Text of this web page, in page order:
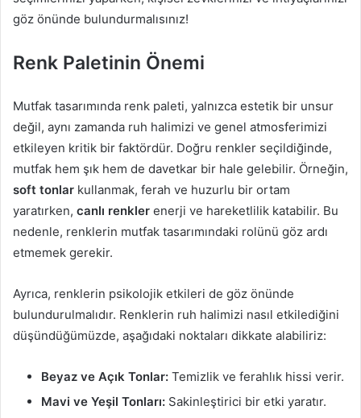
göz önünde bulundurmalısınız!
Renk Paletinin Önemi
Mutfak tasarımında renk paleti, yalnızca estetik bir unsur
değil, aynı zamanda ruh halimizi ve genel atmosferimizi
etkileyen kritik bir faktördür. Doğru renkler seçildiğinde,
mutfak hem şık hem de davetkar bir hale gelebilir. Örneğin,
soft tonlar kullanmak, ferah ve huzurlu bir ortam
yaratırken, canlı renkler enerji ve hareketlilik katabilir. Bu
nedenle, renklerin mutfak tasarımındaki rolünü göz ardı
etmemek gerekir.
Ayrıca, renklerin psikolojik etkileri de göz önünde
bulundurulmalıdır. Renklerin ruh halimizi nasıl etkilediğini
düşündüğümüzde, aşağıdaki noktaları dikkate alabiliriz:
Beyaz ve Açık Tonlar: Temizlik ve ferahlık hissi verir.
Mavi ve Yeşil Tonları: Sakinleştirici bir etki yaratır.